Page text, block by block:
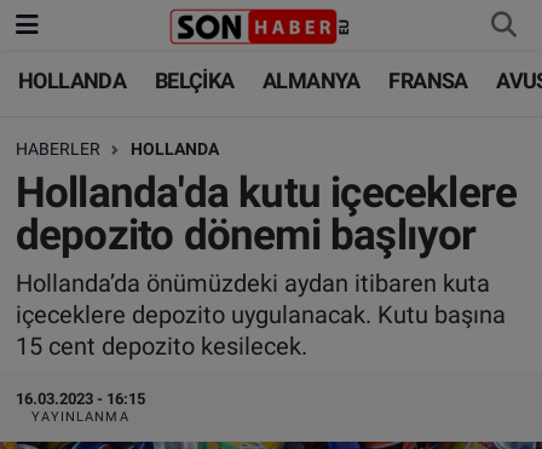
HOLLANDA BELÇİKA ALMANYA FRANSA
HABERLER HOLLANDA
Hollanda'da kutu içeceklere
depozito dönemi başlıyor
Hollanda’da önümüzdeki aydan itibaren kuta
içeceklere depozito uygulanacak. Kutu başına
15 cent depozito kesilecek.
16.03.2023 - 16:15
YAYINLANMA
HOLLANDA
BELÇİKA
ALMANYA
FRANSA
AVUSTURYA
SAĞLIK - YAŞAM
HOLLANDA
BELÇİKA
ALMANYA
TÜRKİYE
DÜNYA
BİLİM-TEKNOLOJİ
Nöbetçi Eczaneler
Hava Durumu
Trafik Durumu
Süper Lig Puan Durumu ve Fikstür
Tüm Manşetler
Son Dakika Haberleri